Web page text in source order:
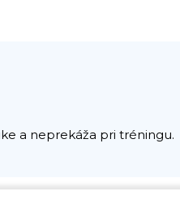
a neprekáža pri tréningu.